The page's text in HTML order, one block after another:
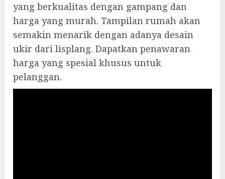
yang berkualitas dengan gampang dan
harga yang murah. Tampilan rumah akan
semakin menarik dengan adanya desain
ukir dari lisplang. Dapatkan penawaran
harga yang spesial khusus untuk
pelanggan.